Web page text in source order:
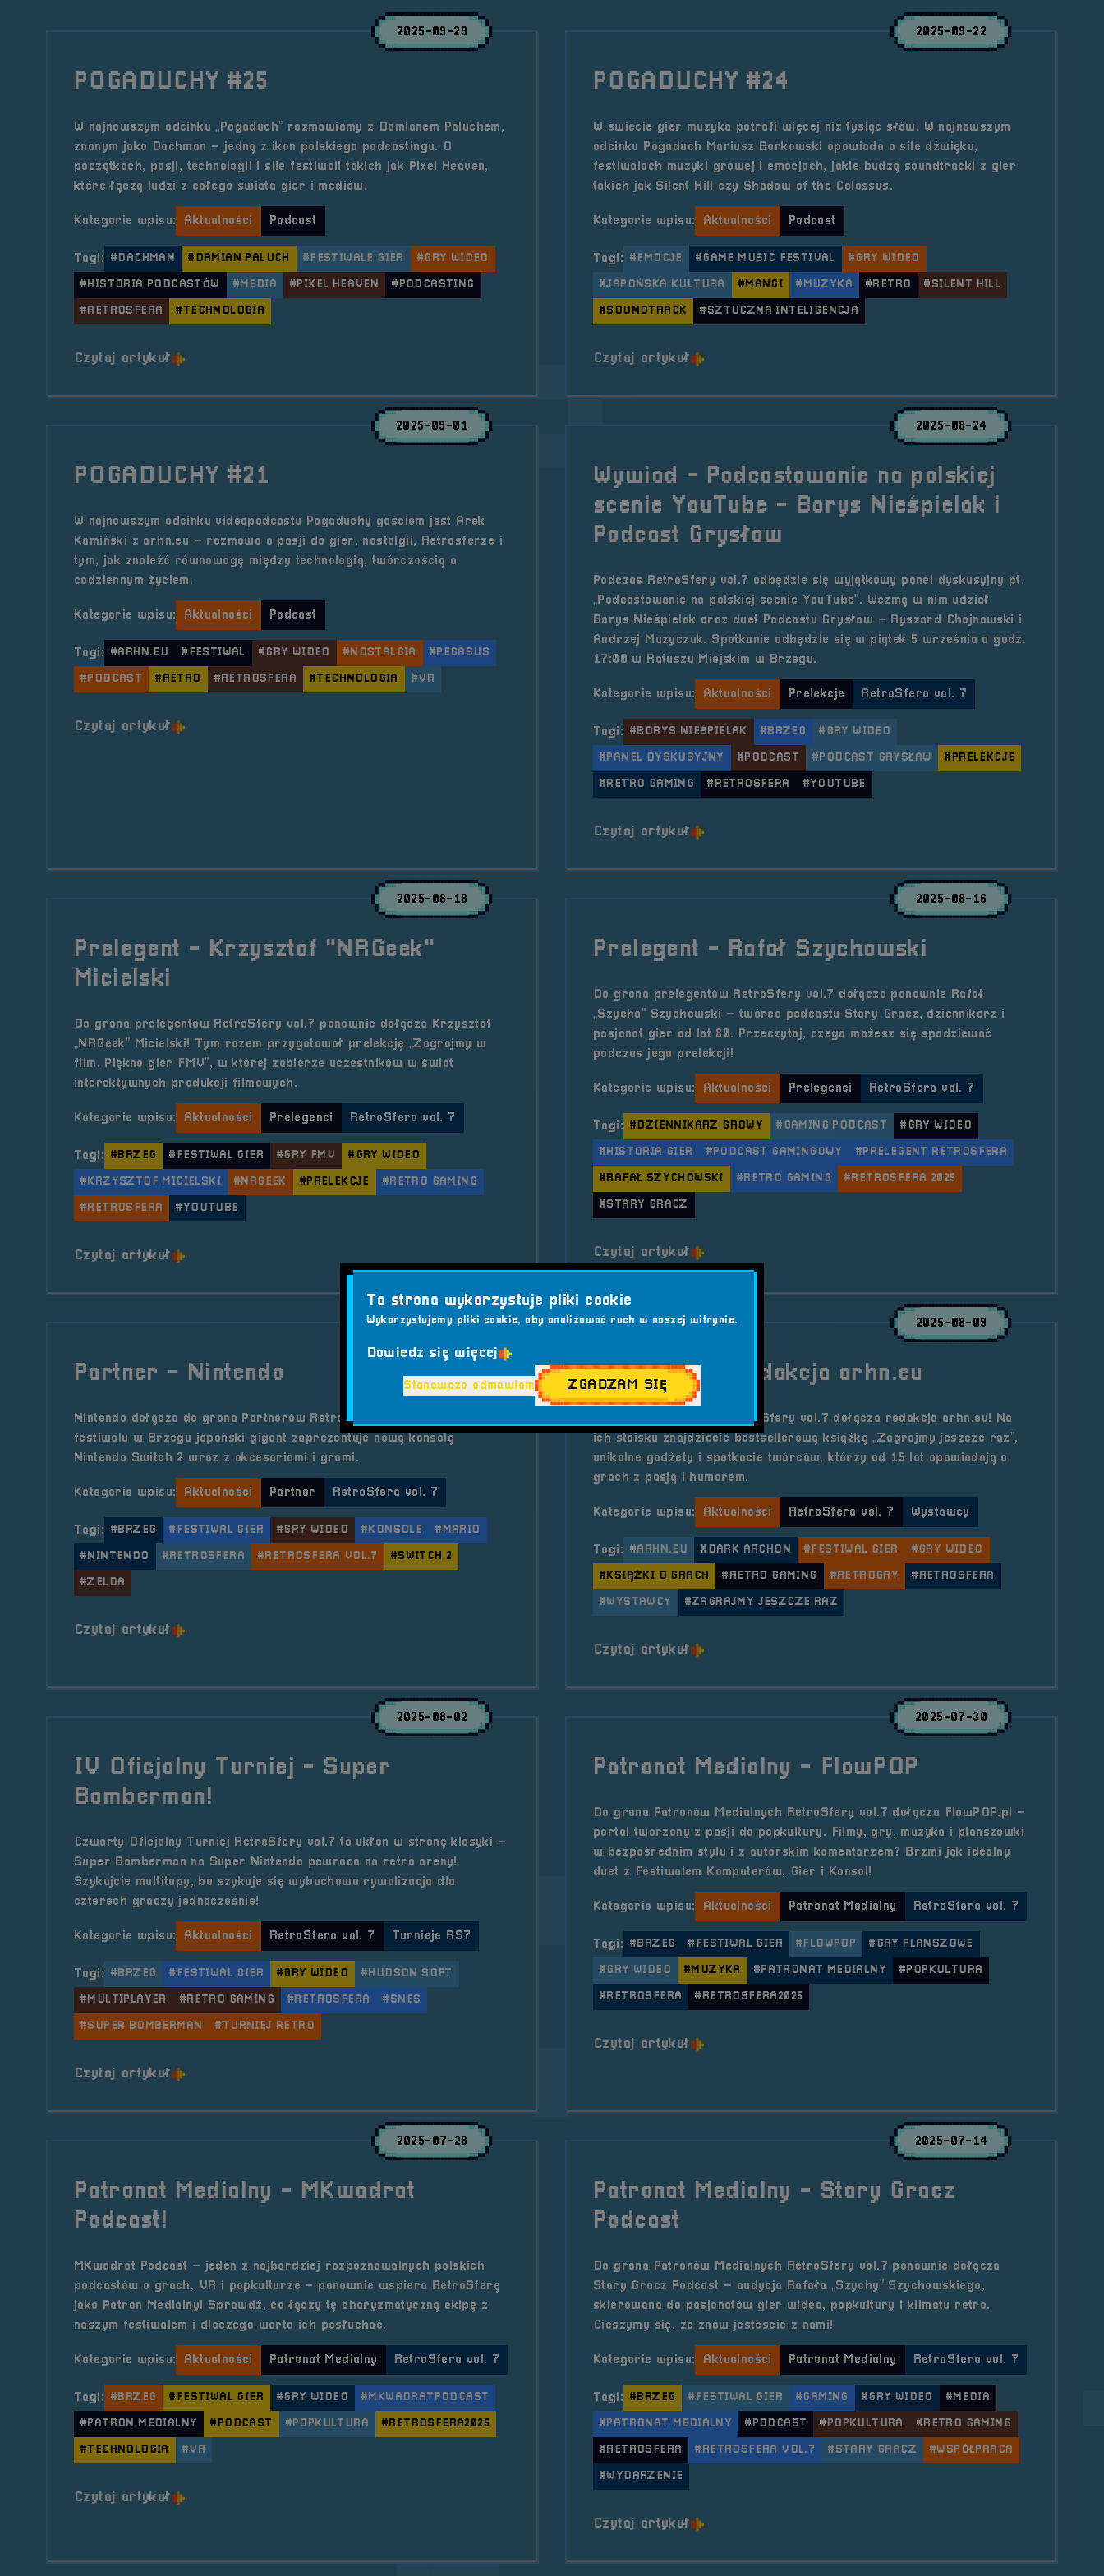
2025-09-29
POGADUCHY #25
W najnowszym odcinku „Pogaduch” rozmawiamy z Damianem Paluchem,
znanym jako Dachman – jedną z ikon polskiego podcastingu. O
początkach, pasji, technologii i sile festiwali takich jak Pixel Heaven,
które łączą ludzi z całego świata gier i mediów.
Kategorie wpisu: Aktualności Podcast
Tagi: #DACHMAN #DAMIAN PALUCH #FESTIWALE GIER #GRY WIDEO
#HISTORIA PODCASTÓW #MEDIA #PIXEL HEAVEN #PODCASTING
#RETROSFERA #TECHNOLOGIA
Czytaj artykuło tytule POGADUCHY #25
2025-09-22
POGADUCHY #24
W świecie gier muzyka potrafi więcej niż tysiąc słów. W najnowszym
odcinku Pogaduch Mariusz Borkowski opowiada o sile dźwięku,
festiwalach muzyki growej i emocjach, jakie budzą soundtracki z gier
takich jak Silent Hill czy Shadow of the Colossus.
Kategorie wpisu: Aktualności Podcast
Tagi: #EMOCJE #GAME MUSIC FESTIVAL #GRY WIDEO
#JAPOŃSKA KULTURA #MANGI #MUZYKA #RETRO #SILENT HILL
#SOUNDTRACK #SZTUCZNA INTELIGENCJA
Czytaj artykuło tytule POGADUCHY #24
2025-09-01
POGADUCHY #21
W najnowszym odcinku videopodcastu Pogaduchy gościem jest Arek
Kamiński z arhn.eu – rozmowa o pasji do gier, nostalgii, Retrosferze i
tym, jak znaleźć równowagę między technologią, twórczością a
codziennym życiem.
Kategorie wpisu: Aktualności Podcast
Tagi: #ARHN.EU #FESTIWAL #GRY WIDEO #NOSTALGIA #PEGASUS
#PODCAST #RETRO #RETROSFERA #TECHNOLOGIA #VR
Czytaj artykuło tytule POGADUCHY #21
2025-08-24
Wywiad - Podcastowanie na polskiej
scenie YouTube - Borys Nieśpielak i
Podcast Grysław
Podczas RetroSfery vol.7 odbędzie się wyjątkowy panel dyskusyjny pt.
„Podcastowanie na polskiej scenie YouTube”. Wezmą w nim udział
Borys Nieśpielak oraz duet Podcastu Grysław – Ryszard Chojnowski i
Andrzej Muzyczuk. Spotkanie odbędzie się w piątek 5 września o godz.
17:00 w Ratuszu Miejskim w Brzegu.
Kategorie wpisu: Aktualności Prelekcje RetroSfera vol. 7
Tagi: #BORYS NIEŚPIELAK #BRZEG #GRY WIDEO
#PANEL DYSKUSYJNY #PODCAST #PODCAST GRYSŁAW #PRELEKCJE
#RETRO GAMING #RETROSFERA #YOUTUBE
Czytaj artykuło tytule Wywiad &#8211; Podcastowanie na polskiej scenie
2025-08-18
Prelegent - Krzysztof "NRGeek"
Micielski
Do grona prelegentów RetroSfery vol.7 ponownie dołącza Krzysztof
„NRGeek” Micielski! Tym razem przygotował prelekcję „Zagrajmy w
film. Piękno gier FMV”, w której zabierze uczestników w świat
interaktywnych produkcji filmowych.
Kategorie wpisu: Aktualności Prelegenci RetroSfera vol. 7
Tagi: #BRZEG #FESTIWAL GIER #GRY FMV #GRY WIDEO
#KRZYSZTOF MICIELSKI #NRGEEK #PRELEKCJE #RETRO GAMING
#RETROSFERA #YOUTUBE
Czytaj artykuło tytule Prelegent &#8211; Krzysztof &#8222;NRGeek&#8221; Micielski
2025-08-16
Prelegent - Rafał Szychowski
Do grona prelegentów RetroSfery vol.7 dołącza ponownie Rafał
„Szycha” Szychowski – twórca podcastu Stary Gracz, dziennikarz i
pasjonat gier od lat 80. Przeczytaj, czego możesz się spodziewać
podczas jego prelekcji!
Kategorie wpisu: Aktualności Prelegenci RetroSfera vol. 7
Tagi: #DZIENNIKARZ GROWY #GAMING PODCAST #GRY WIDEO
#HISTORIA GIER #PODCAST GAMINGOWY #PRELEGENT RETROSFERA
#RAFAŁ SZYCHOWSKI #RETRO GAMING #RETROSFERA 2025
#STARY GRACZ
Czytaj artykuło tytule Prelegent &#8211; Rafał Szychowski
2025-08-12
Partner - Nintendo
Nintendo dołącza do grona Partnerów RetroSfery vol.7! Podczas
festiwalu w Brzegu japoński gigant zaprezentuje nową konsolę
Nintendo Switch 2 wraz z akcesoriami i grami.
Kategorie wpisu: Aktualności Partner RetroSfera vol. 7
Tagi: #BRZEG #FESTIWAL GIER #GRY WIDEO #KONSOLE #MARIO
#NINTENDO #RETROSFERA #RETROSFERA VOL.7 #SWITCH 2
#ZELDA
Czytaj artykuło tytule Partner &#8211; Nintendo
2025-08-09
Wystawcy - Redakcja arhn.eu
Do grona wystawców RetroSfery vol.7 dołącza redakcja arhn.eu! Na
ich stoisku znajdziecie bestsellerową książkę „Zagrajmy jeszcze raz”,
unikalne gadżety i spotkacie twórców, którzy od 15 lat opowiadają o
grach z pasją i humorem.
Kategorie wpisu: Aktualności RetroSfera vol. 7 Wystawcy
Tagi: #ARHN.EU #DARK ARCHON #FESTIWAL GIER #GRY WIDEO
#KSIĄŻKI O GRACH #RETRO GAMING #RETROGRY #RETROSFERA
#WYSTAWCY #ZAGRAJMY JESZCZE RAZ
Czytaj artykuło tytule Wystawcy &#8211; Redakcja arhn.eu
2025-08-02
IV Oficjalny Turniej - Super
Bomberman!
Czwarty Oficjalny Turniej RetroSfery vol.7 to ukłon w stronę klasyki –
Super Bomberman na Super Nintendo powraca na retro areny!
Szykujcie multitapy, bo szykuje się wybuchowa rywalizacja dla
czterech graczy jednocześnie!
Kategorie wpisu: Aktualności RetroSfera vol. 7 Turnieje RS7
Tagi: #BRZEG #FESTIWAL GIER #GRY WIDEO #HUDSON SOFT
#MULTIPLAYER #RETRO GAMING #RETROSFERA #SNES
#SUPER BOMBERMAN #TURNIEJ RETRO
Czytaj artykuło tytule IV Oficjalny Turniej &#8211; Super Bomberman!
2025-07-30
Patronat Medialny - FlowPOP
Do grona Patronów Medialnych RetroSfery vol.7 dołącza FlowPOP.pl –
portal tworzony z pasji do popkultury. Filmy, gry, muzyka i planszówki
w bezpośrednim stylu i z autorskim komentarzem? Brzmi jak idealny
duet z Festiwalem Komputerów, Gier i Konsol!
Kategorie wpisu: Aktualności Patronat Medialny RetroSfera vol. 7
Tagi: #BRZEG #FESTIWAL GIER #FLOWPOP #GRY PLANSZOWE
#GRY WIDEO #MUZYKA #PATRONAT MEDIALNY #POPKULTURA
#RETROSFERA #RETROSFERA2025
Czytaj artykuło tytule Patronat Medialny &#8211; FlowPOP
2025-07-28
Patronat Medialny - MKwadrat
Podcast!
MKwadrat Podcast – jeden z najbardziej rozpoznawalnych polskich
podcastów o grach, VR i popkulturze – ponownie wspiera RetroSferę
jako Patron Medialny! Sprawdź, co łączy tę charyzmatyczną ekipę z
naszym festiwalem i dlaczego warto ich posłuchać.
Kategorie wpisu: Aktualności Patronat Medialny RetroSfera vol. 7
Tagi: #BRZEG #FESTIWAL GIER #GRY WIDEO #MKWADRATPODCAST
#PATRON MEDIALNY #PODCAST #POPKULTURA #RETROSFERA2025
#TECHNOLOGIA #VR
Czytaj artykuło tytule Patronat Medialny &#8211; MKwadrat Podcast!
2025-07-14
Patronat Medialny - Stary Gracz
Podcast
Do grona Patronów Medialnych RetroSfery vol.7 ponownie dołącza
Stary Gracz Podcast – audycja Rafała „Szychy” Szychowskiego,
skierowana do pasjonatów gier wideo, popkultury i klimatu retro.
Cieszymy się, że znów jesteście z nami!
Kategorie wpisu: Aktualności Patronat Medialny RetroSfera vol. 7
Tagi: #BRZEG #FESTIWAL GIER #GAMING #GRY WIDEO #MEDIA
#PATRONAT MEDIALNY #PODCAST #POPKULTURA #RETRO GAMING
#RETROSFERA #RETROSFERA VOL.7 #STARY GRACZ #WSPÓŁPRACA
#WYDARZENIE
Czytaj artykuło tytule Patronat Medialny &#8211; Stary Gracz Podcast
Ta strona wykorzystuje pliki cookie
Wykorzystujemy pliki cookie, aby analizować ruch w naszej witrynie.
Dowiedz się więcej
Stanowczo odmawiam ZGADZAM SIĘ